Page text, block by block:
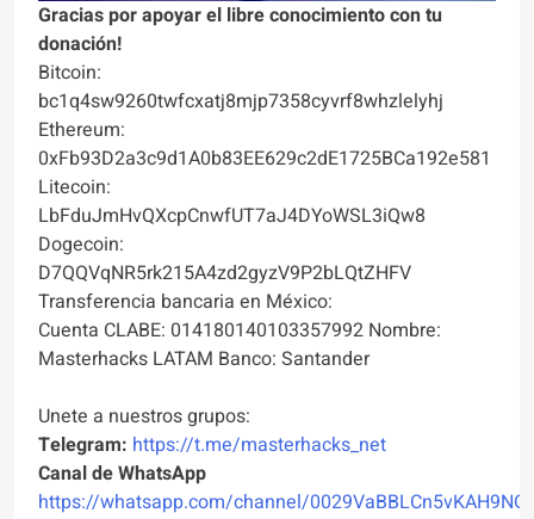
Gracias por apoyar el libre conocimiento con tu
donación!
Bitcoin:
bc1q4sw9260twfcxatj8mjp7358cyvrf8whzlelyhj
Ethereum:
0xFb93D2a3c9d1A0b83EE629c2dE1725BCa192e581
Litecoin:
LbFduJmHvQXcpCnwfUT7aJ4DYoWSL3iQw8
Dogecoin:
D7QQVqNR5rk215A4zd2gyzV9P2bLQtZHFV
Transferencia bancaria en México:
Cuenta CLABE: 014180140103357992 Nombre:
Masterhacks LATAM Banco: Santander
Unete a nuestros grupos:
Telegram: https://t.me/masterhacks_net
Canal de WhatsApp
https://whatsapp.com/channel/